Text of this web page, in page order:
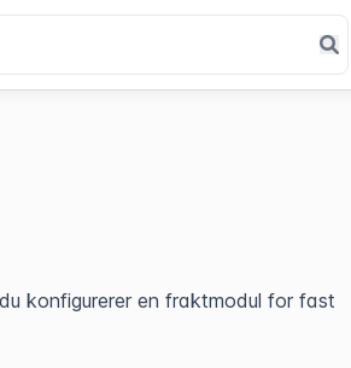
konfigurerer en fraktmodul for fast